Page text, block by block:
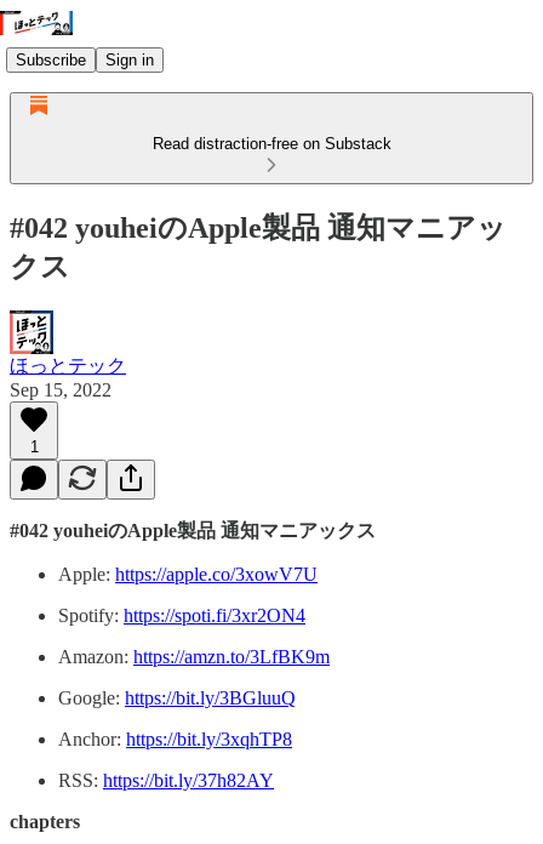
Subscribe Sign in
Read distraction-free on Substack
#042 youheiのApple製品 通知マニアッ
クス
ほっとテック
Sep 15, 2022
1
#042 youheiのApple製品 通知マニアックス
Apple: https://apple.co/3xowV7U
Spotify: https://spoti.fi/3xr2ON4
Amazon: https://amzn.to/3LfBK9m
Google: https://bit.ly/3BGluuQ
Anchor: https://bit.ly/3xqhTP8
RSS: https://bit.ly/37h82AY
chapters